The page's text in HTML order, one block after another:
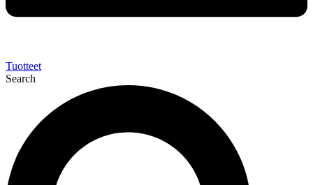
Tuotteet
Search